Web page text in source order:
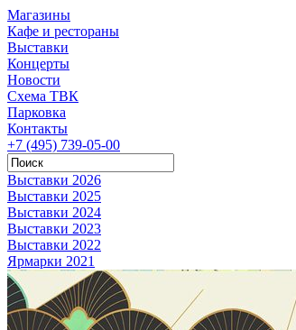
Магазины
Кафе и рестораны
Выставки
Концерты
Новости
Схема ТВК
Парковка
Контакты
+7 (495) 739-05-00
Выставки 2026
Выставки 2025
Выставки 2024
Выставки 2023
Выставки 2022
Ярмарки 2021